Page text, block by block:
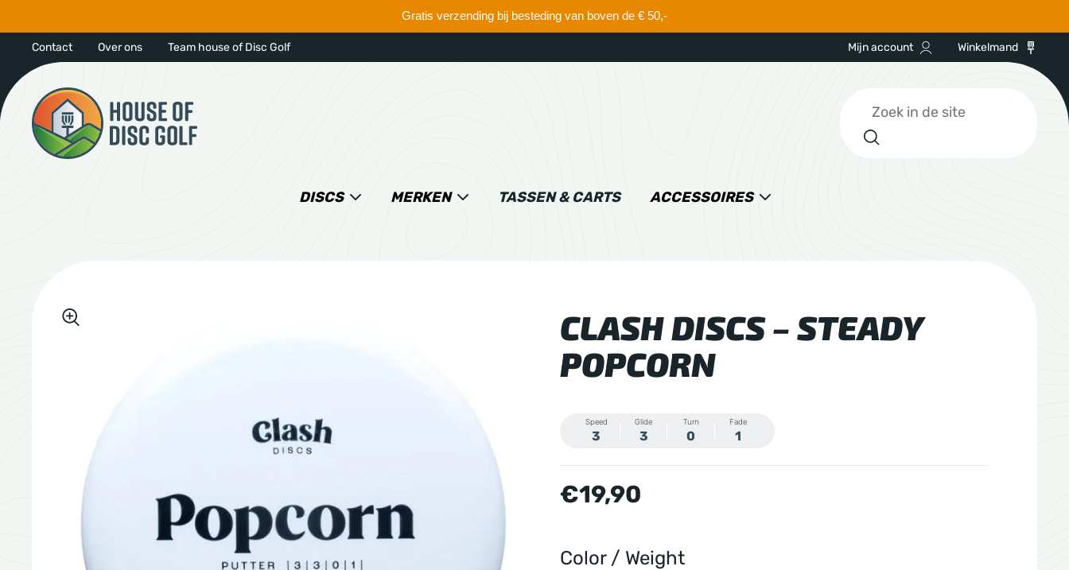
Gratis verzending bij besteding van boven de € 50,-
Contact Over ons Team house of Disc Golf Mijn account Winkelmand
DISCS MERKEN TASSEN & CARTS ACCESSOIRES
Zoeken
CLASH DISCS – STEADY
POPCORN
Speed
3
Glide
3
Turn
0
Fade
1
€19,90
Color / Weight